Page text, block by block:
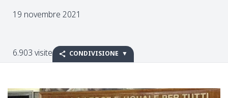
19 novembre 2021
6.903 visite CONDIVISIONE